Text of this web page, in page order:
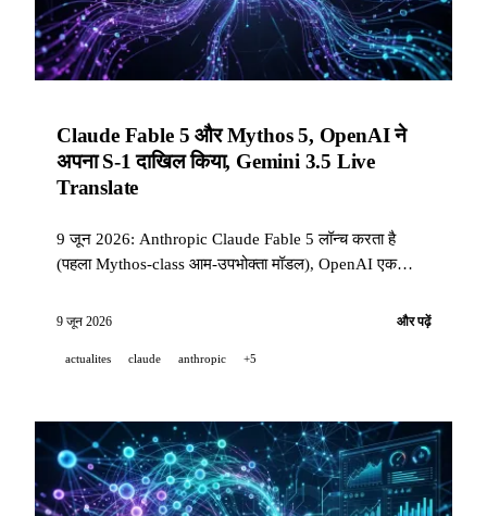
Claude Fable 5 और Mythos 5, OpenAI ने
अपना S-1 दाखिल किया, Gemini 3.5 Live
Translate
9 जून 2026: Anthropic Claude Fable 5 लॉन्च करता है
(पहला Mythos-class आम-उपभोक्ता मॉडल), OpenAI एक
भाषाओं में Gemini 3.5 Live Translate तैनात करता है, और
है।
9 जून 2026 और पढ़ें
actualites claude anthropic +5